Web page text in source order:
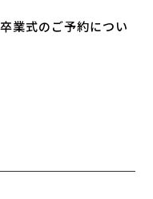
業式のご予約につい